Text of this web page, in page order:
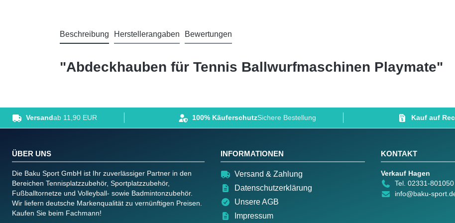
Beschreibung Herstellerangaben Bewertungen
"Abdeckhauben für Tennis Ballwurfmaschinen Playmate"
Versandab 11,90 EUR 100% KäuferschutzSichere Bestellung Kauf auf
ÜBER UNS
Die Baku Sport GmbH ist Ihr zuverlässiger Partner in den
Bereichen Tennisplatzzubehör, Sportplatzzubehör,
Fußballtornetze und Volleyball- sowie Badmintonzubehör.
Wir liefern deutsche Markenqualität zu vernünftigen Preisen.
Kaufen Sie beim Fachmann!
INFORMATIONEN
Versand & Zahlung
Datenschutzerklärung
Unsere AGB
Impressum
KONTAKT
Verkauf Hagen
Tel. 02331-801050
info@baku-